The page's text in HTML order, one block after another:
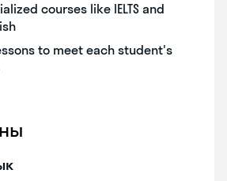
courses like IELTS and
to meet each student's